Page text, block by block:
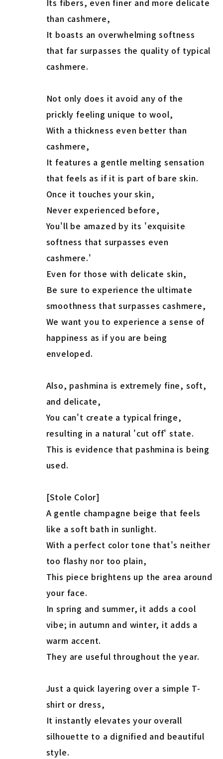
Its fibers, even finer and more delicate
than cashmere,
It boasts an overwhelming softness
that far surpasses the quality of typical
cashmere.
Not only does it avoid any of the
prickly feeling unique to wool,
With a thickness even better than
cashmere,
It features a gentle melting sensation
that feels as if it is part of bare skin.
Once it touches your skin,
Never experienced before,
You'll be amazed by its 'exquisite
softness that surpasses even
cashmere.'
Even for those with delicate skin,
Be sure to experience the ultimate
smoothness that surpasses cashmere,
We want you to experience a sense of
happiness as if you are being
enveloped.
Also, pashmina is extremely fine, soft,
and delicate,
You can't create a typical fringe,
resulting in a natural 'cut off' state.
This is evidence that pashmina is being
used.
[Stole Color]
A gentle champagne beige that feels
like a soft bath in sunlight.
With a perfect color tone that's neither
too flashy nor too plain,
This piece brightens up the area around
your face.
In spring and summer, it adds a cool
vibe; in autumn and winter, it adds a
warm accent.
They are useful throughout the year.
Just a quick layering over a simple T-
shirt or dress,
It instantly elevates your overall
silhouette to a dignified and beautiful
style.